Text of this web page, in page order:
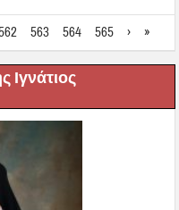
563 564 565 › »
Ιγνάτιος